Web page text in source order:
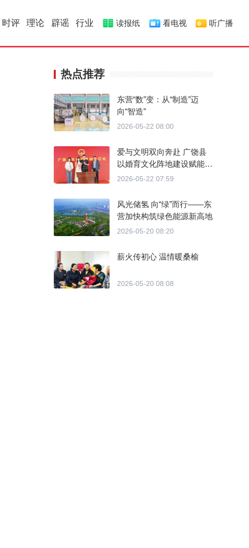
时评 理论 辟谣 行业 读报纸 看电视 听广播
热点推荐
东营“数”变：从“制造”迈
向“智造”
2026-05-22 08:00
爱与文明双向奔赴 广饶县
以婚育文化阵地建设赋能婚
育新风
2026-05-22 07:59
风光储氢 向“绿”而行——东
营加快构筑绿色能源新高地
2026-05-20 08:20
薪火传初心 温情暖桑榆
2026-05-20 08:08